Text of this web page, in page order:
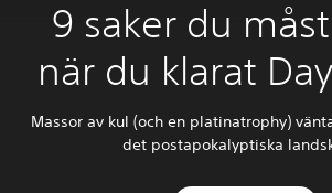
9 saker du
när du klarat
Massor av kul (och en platinatrophy)
det postapokalyptiska